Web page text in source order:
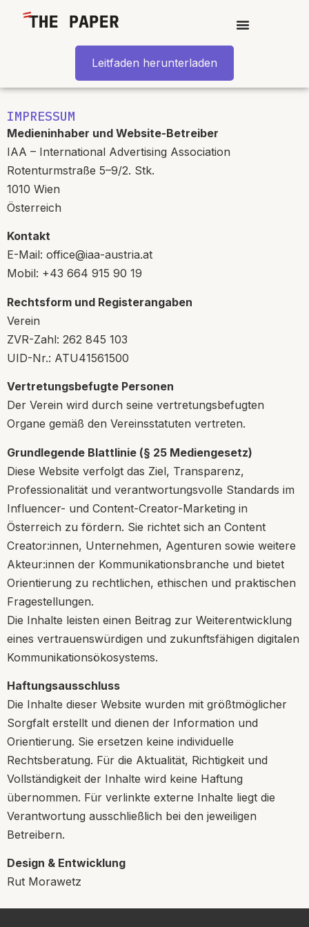
content
Leitfaden herunterladen
IMPRESSUM
Medieninhaber und Website-Betreiber
IAA – International Advertising Association
Rotenturmstraße 5–9/2. Stk.
1010 Wien
Österreich
Kontakt
E-Mail: office@iaa-austria.at
Mobil: +43 664 915 90 19
Rechtsform und Registerangaben
Verein
ZVR-Zahl: 262 845 103
UID-Nr.: ATU41561500
Vertretungsbefugte Personen
Der Verein wird durch seine vertretungsbefugten
Organe gemäß den Vereinsstatuten vertreten.
Grundlegende Blattlinie (§ 25 Mediengesetz)
Diese Website verfolgt das Ziel, Transparenz,
Professionalität und verantwortungsvolle Standards im
Influencer- und Content-Creator-Marketing in
Österreich zu fördern. Sie richtet sich an Content
Creator:innen, Unternehmen, Agenturen sowie weitere
Akteur:innen der Kommunikationsbranche und bietet
Orientierung zu rechtlichen, ethischen und praktischen
Fragestellungen.
Die Inhalte leisten einen Beitrag zur Weiterentwicklung
eines vertrauenswürdigen und zukunftsfähigen digitalen
Kommunikationsökosystems.
Haftungsausschluss
Die Inhalte dieser Website wurden mit größtmöglicher
Sorgfalt erstellt und dienen der Information und
Orientierung. Sie ersetzen keine individuelle
Rechtsberatung. Für die Aktualität, Richtigkeit und
Vollständigkeit der Inhalte wird keine Haftung
übernommen. Für verlinkte externe Inhalte liegt die
Verantwortung ausschließlich bei den jeweiligen
Betreibern.
Design & Entwicklung
Rut Morawetz